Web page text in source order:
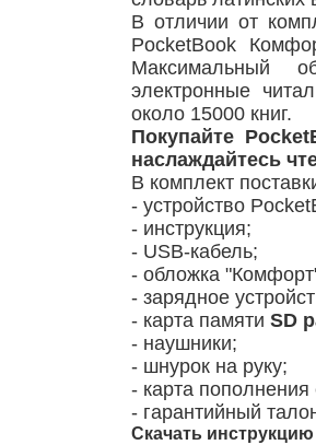
В отличии от
PocketBook
Максимальный
электронные
около 15000 книг.
Покупайте
наслаждайтесь
В комплект
- устройство
- инструкция;
- USB-кабель;
- обложка
- зарядное
- карта памяти SD
- наушники;
- шнурок на руку;
- карта пополнения
- гарантийный
Скачать